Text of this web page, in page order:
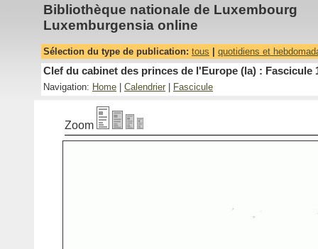
Bibliothèque nationale de Luxembourg
Luxemburgensia online
Sélection du type de publication: tous quotidiens et
Clef du cabinet des princes de l'Europe (la) : Fascicule
Navigation: Home Calendrier Fascicule
Zoom